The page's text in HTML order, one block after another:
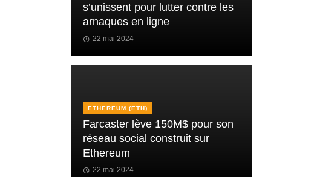
s’unissent pour lutter contre les
arnaques en ligne
22 mai 2024
ETHEREUM (ETH)
Farcaster lève 150M$ pour son
réseau social construit sur
Ethereum
22 mai 2024